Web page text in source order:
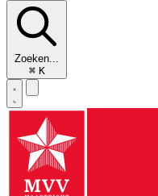
Zoeken...
⌘ K